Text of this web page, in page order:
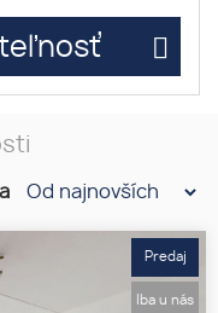
Predaj
Iba u nás